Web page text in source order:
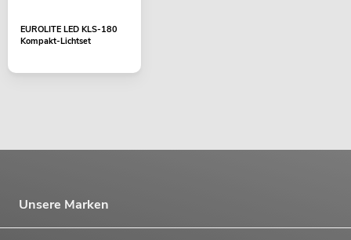
EUROLITE LED KLS-180
Kompakt-Lichtset
Unsere Marken